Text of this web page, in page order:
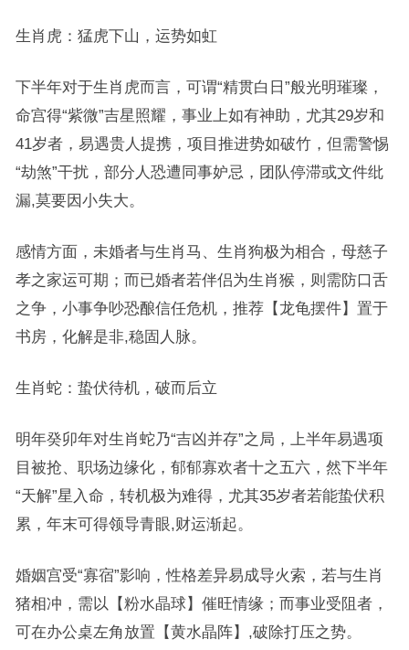
生肖虎：猛虎下山，运势如虹
下半年对于生肖虎而言，可谓“精贯白日”般光明璀璨，
命宫得“紫微”吉星照耀，事业上如有神助，尤其29岁和
41岁者，易遇贵人提携，项目推进势如破竹，但需警惕
“劫煞”干扰，部分人恐遭同事妒忌，团队停滞或文件纰
漏,莫要因小失大。
感情方面，未婚者与生肖马、生肖狗极为相合，母慈子
孝之家运可期；而已婚者若伴侣为生肖猴，则需防口舌
之争，小事争吵恐酿信任危机，推荐【龙龟摆件】置于
书房，化解是非,稳固人脉。
生肖蛇：蛰伏待机，破而后立
明年癸卯年对生肖蛇乃“吉凶并存”之局，上半年易遇项
目被抢、职场边缘化，郁郁寡欢者十之五六，然下半年
“天解”星入命，转机极为难得，尤其35岁者若能蛰伏积
累，年末可得领导青眼,财运渐起。
婚姻宫受“寡宿”影响，性格差异易成导火索，若与生肖
猪相冲，需以【粉水晶球】催旺情缘；而事业受阻者，
可在办公桌左角放置【黄水晶阵】,破除打压之势。